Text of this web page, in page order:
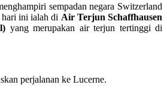
sempadan negara Switzerland
hari ini ialah di Air Terjun Schaffhausen
yang merupakan air terjun tertinggi di
perjalanan ke Lucerne.